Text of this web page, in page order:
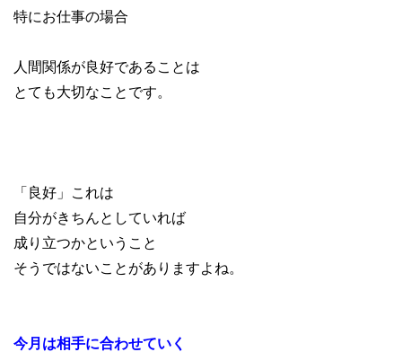
特にお仕事の場合
人間関係が良好であることは
とても大切なことです。
「良好」これは
自分がきちんとしていれば
成り立つかということ
そうではないことがありますよね。
今月は相手に合わせていく